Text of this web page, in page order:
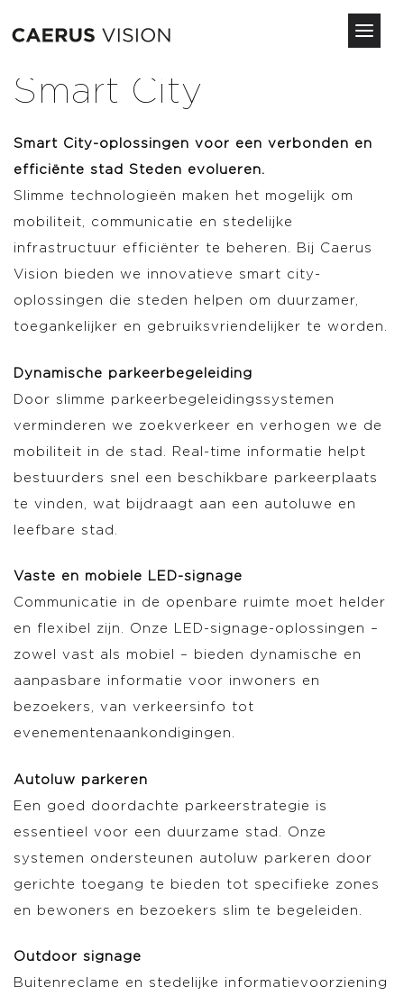
Overslaan
en
de
gaan
Smart City
Smart City-oplossingen voor een verbonden en
efficiënte stad Steden evolueren.
Slimme technologieën maken het mogelijk om
mobiliteit, communicatie en stedelijke
infrastructuur efficiënter te beheren. Bij Caerus
Vision bieden we innovatieve smart city-
oplossingen die steden helpen om duurzamer,
toegankelijker en gebruiksvriendelijker te worden.
Dynamische parkeerbegeleiding
Door slimme parkeerbegeleidingssystemen
verminderen we zoekverkeer en verhogen we de
mobiliteit in de stad. Real-time informatie helpt
bestuurders snel een beschikbare parkeerplaats
te vinden, wat bijdraagt aan een autoluwe en
leefbare stad.
Vaste en mobiele LED-signage
Communicatie in de openbare ruimte moet helder
en flexibel zijn. Onze LED-signage-oplossingen –
zowel vast als mobiel – bieden dynamische en
aanpasbare informatie voor inwoners en
bezoekers, van verkeersinfo tot
evenementenaankondigingen.
Autoluw parkeren
Een goed doordachte parkeerstrategie is
essentieel voor een duurzame stad. Onze
systemen ondersteunen autoluw parkeren door
gerichte toegang te bieden tot specifieke zones
en bewoners en bezoekers slim te begeleiden.
Outdoor signage
Buitenreclame en stedelijke informatievoorziening